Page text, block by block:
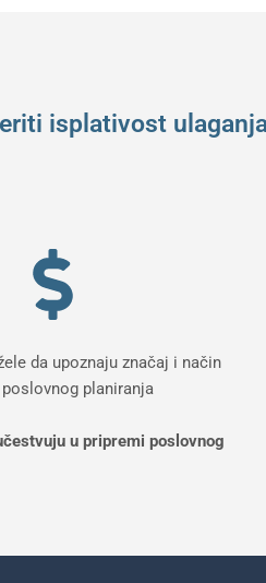
isplativost
da upoznaju značaj i način
planiranja
u pripremi poslovnog